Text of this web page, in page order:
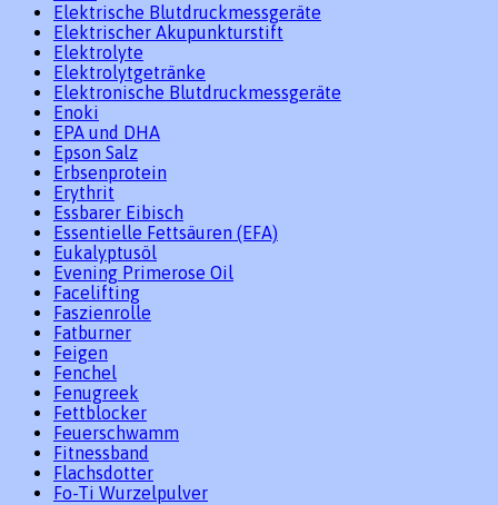
Elektrische Blutdruckmessgeräte
Elektrischer Akupunkturstift
Elektrolyte
Elektrolytgetränke
Elektronische Blutdruckmessgeräte
Enoki
EPA und DHA
Epson Salz
Erbsenprotein
Erythrit
Essbarer Eibisch
Essentielle Fettsäuren (EFA)
Eukalyptusöl
Evening Primerose Oil
Facelifting
Faszienrolle
Fatburner
Feigen
Fenchel
Fenugreek
Fettblocker
Feuerschwamm
Fitnessband
Flachsdotter
Fo-Ti Wurzelpulver